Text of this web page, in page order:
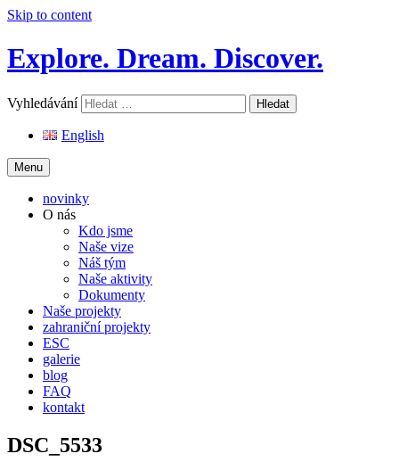
Skip to content
Explore. Dream. Discover.
Vyhledávání
English
Menu
novinky
O nás
Kdo jsme
Naše vize
Náš tým
Naše aktivity
Dokumenty
Naše projekty
zahraniční projekty
ESC
galerie
blog
FAQ
kontakt
DSC_5533